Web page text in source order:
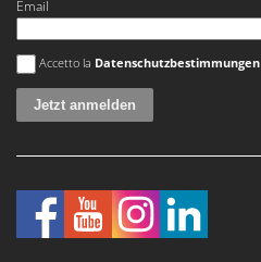
Email
Es ist ein Fehler aufgetreten
Accetto la Datenschutzbestimmungen